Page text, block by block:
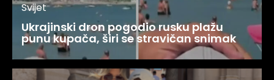
Svijet
Ukrajinski dron pogodio rusku plažu
punu kupača, širi se stravičan snimak